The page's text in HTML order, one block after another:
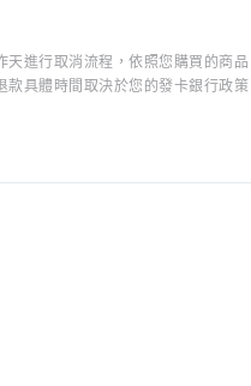
進行取消流程，依照您購買的商品
具體時間取決於您的發卡銀行政策